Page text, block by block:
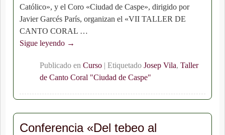
Católico», y el Coro «Ciudad de Caspe», dirigido por
Javier Garcés París, organizan el «VII TALLER DE
CANTO CORAL …
Sigue leyendo →
Publicado en Curso| Etiquetado Josep Vila, Taller
de Canto Coral "Ciudad de Caspe"
Conferencia «Del tebeo al